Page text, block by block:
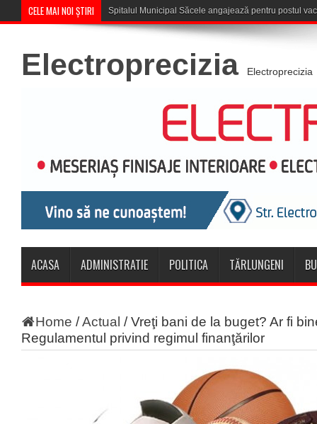
CELE MAI NOI ȘTIRI Săcele: Acțiune a polițiștilor pe
Electroprecizia Electroprecizia
ACASA ADMINISTRATIE POLITICA TĂRLUNGENI
Home /Actual /Vreţi bani de la buget? Ar fi
Regulamentul privind regimul finanţărilor